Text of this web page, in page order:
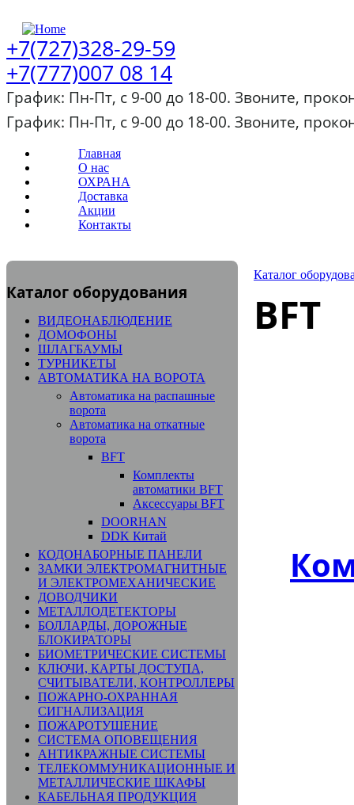
+7(727)328-29-59
+7(777)007 08 14
График: Пн-Пт, с 9-00 до 18-00. Звоните,
График: Пн-Пт, с 9-00 до 18-00. Звоните,
Главная
О нас
ОХРАНА
Доставка
Акции
Контакты
Каталог оборудования
ВИДЕОНАБЛЮДЕНИЕ
ДОМОФОНЫ
ШЛАГБАУМЫ
ТУРНИКЕТЫ
АВТОМАТИКА НА ВОРОТА
Автоматика на распашные
ворота
Автоматика на откатные
ворота
BFT
Комплекты
автоматики BFT
Аксессуары BFT
DOORHAN
DDK Китай
КОДОНАБОРНЫЕ ПАНЕЛИ
ЗАМКИ ЭЛЕКТРОМАГНИТНЫЕ
И ЭЛЕКТРОМЕХАНИЧЕСКИЕ
ДОВОДЧИКИ
МЕТАЛЛОДЕТЕКТОРЫ
БОЛЛАРДЫ, ДОРОЖНЫЕ
БЛОКИРАТОРЫ
БИОМЕТРИЧЕСКИЕ СИСТЕМЫ
КЛЮЧИ, КАРТЫ ДОСТУПА,
СЧИТЫВАТЕЛИ, КОНТРОЛЛЕРЫ
ПОЖАРНО-ОХРАННАЯ
СИГНАЛИЗАЦИЯ
ПОЖАРОТУШЕНИЕ
СИСТЕМА ОПОВЕЩЕНИЯ
АНТИКРАЖНЫЕ СИСТЕМЫ
ТЕЛЕКОММУНИКАЦИОННЫЕ И
МЕТАЛЛИЧЕСКИЕ ШКАФЫ
КАБЕЛЬНАЯ ПРОДУКЦИЯ
Каталог
BFT